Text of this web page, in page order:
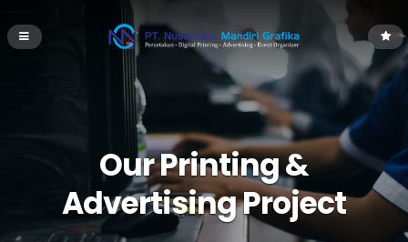
Our Printing &
Advertising Project